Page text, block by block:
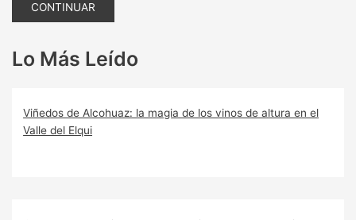
CONTINUAR
Lo Más Leído
Viñedos de Alcohuaz: la magia de los vinos de altura en el
Valle del Elqui